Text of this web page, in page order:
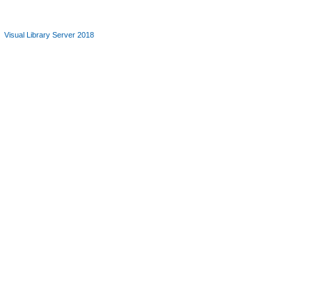
Visual Library Server 2018